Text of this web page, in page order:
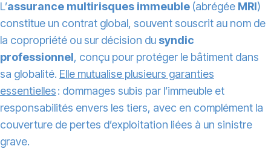
L’assurance multirisques immeuble (abrégée MRI)
constitue un contrat global, souvent souscrit au nom de
la copropriété ou sur décision du syndic
professionnel, conçu pour protéger le bâtiment dans
sa globalité. Elle mutualise plusieurs garanties
essentielles: dommages subis par l’immeuble et
responsabilités envers les tiers, avec en complément la
couverture de pertes d’exploitation liées à un sinistre
grave.